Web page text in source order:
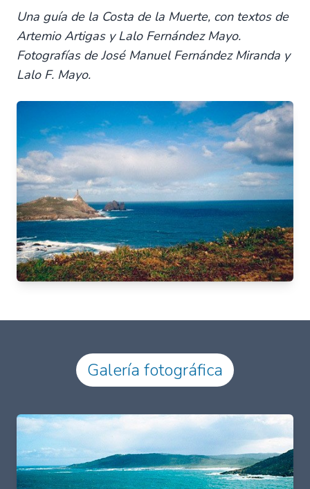
Una guía de la Costa de la Muerte, con textos de
Artemio Artigas y Lalo Fernández Mayo.
Fotografías de José Manuel Fernández Miranda y
Lalo F. Mayo.
Galería fotográfica